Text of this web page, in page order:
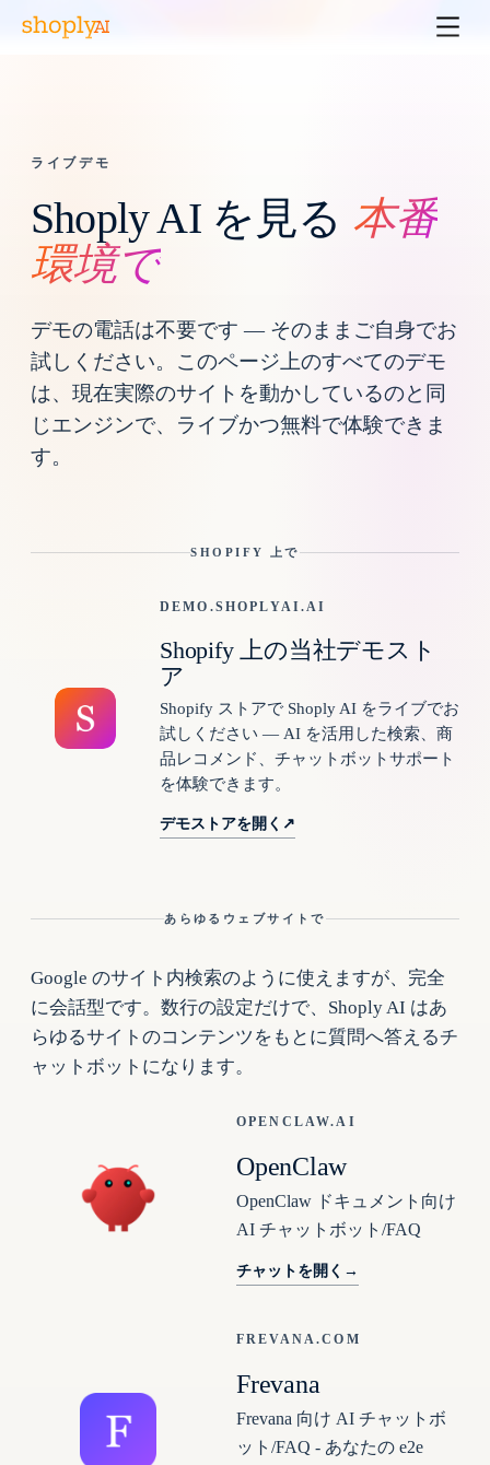
ライブデモ
Shoply AI を見る 本番
環境で
デモの電話は不要です — そのままご自身でお
試しください。このページ上のすべてのデモ
は、現在実際のサイトを動かしているのと同
じエンジンで、ライブかつ無料で体験できま
す。
SHOPIFY 上で
DEMO.SHOPLYAI.AI
Shopify 上の当社デモスト
ア
Shopify ストアで Shoply AI をライブでお
試しください — AI を活用した検索、商
品レコメンド、チャットボットサポート
を体験できます。
デモストアを開く ↗
あらゆるウェブサイトで
Google のサイト内検索のように使えますが、完全
に会話型です。数行の設定だけで、Shoply AI はあ
らゆるサイトのコンテンツをもとに質問へ答えるチ
ャットボットになります。
OPENCLAW.AI
OpenClaw
OpenClaw ドキュメント向け
AI チャットボット/FAQ
チャットを開く →
FREVANA.COM
Frevana
Frevana 向け AI チャットボ
ット/FAQ - あなたの e2e